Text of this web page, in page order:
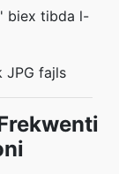
biex tibda l-
JPG fajls